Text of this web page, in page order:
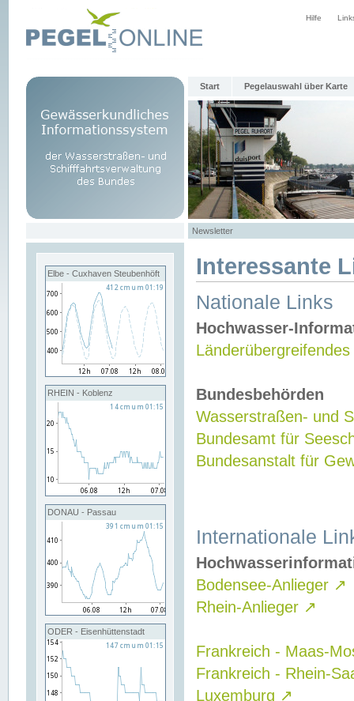
Hilfe
Start Pegelauswahl über Karte
Newsletter
Elbe - Cuxhaven Steubenhöft
RHEIN - Koblenz
DONAU - Passau
ODER - Eisenhüttenstadt
Interessante
Nationale Links
Hochwasser-
Bundesbehörden
Wasserstraßen- und
Bundesamt für
Bundesanstalt für
Internationale
Bodensee-Anlieger ↗
Rhein-Anlieger ↗
Frankreich - Maas-
Frankreich - Rhein-
Luxemburg ↗